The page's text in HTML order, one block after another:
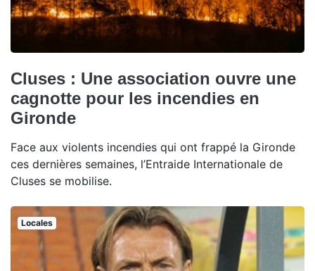
Cluses : Une association ouvre une
cagnotte pour les incendies en
Gironde
Face aux violents incendies qui ont frappé la Gironde
ces dernières semaines, l’Entraide Internationale de
Cluses se mobilise.
Locales